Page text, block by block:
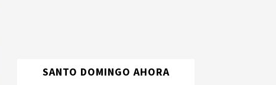
SANTO DOMINGO AHORA